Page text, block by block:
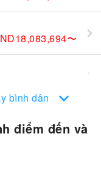
〜
bình dân
điểm đến và